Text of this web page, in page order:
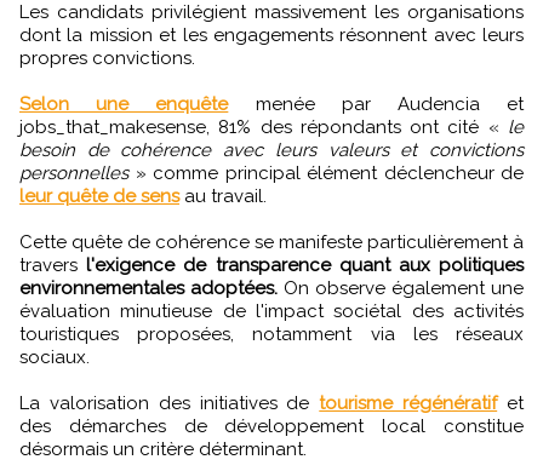
Les candidats privilégient massivement les organisations
dont la mission et les engagements résonnent avec leurs
propres convictions.
Selon une enquêtemenée par Audencia et
jobs_that_makesense, 81% des répondants ont cité « le
besoin de cohérence avec leurs valeurs et convictions
personnelles» comme principal élément déclencheur de
leur quête de sensau travail.
Cette quête de cohérence se manifeste particulièrement à
traversl'exigence de transparence quant aux politiques
environnementales adoptées. On observe également une
évaluation minutieuse de l'impact sociétal des activités
touristiques proposées, notamment via les réseaux
sociaux.
La valorisation des initiatives detourisme régénératifet
des démarches de développement local constitue
désormais un critère déterminant.